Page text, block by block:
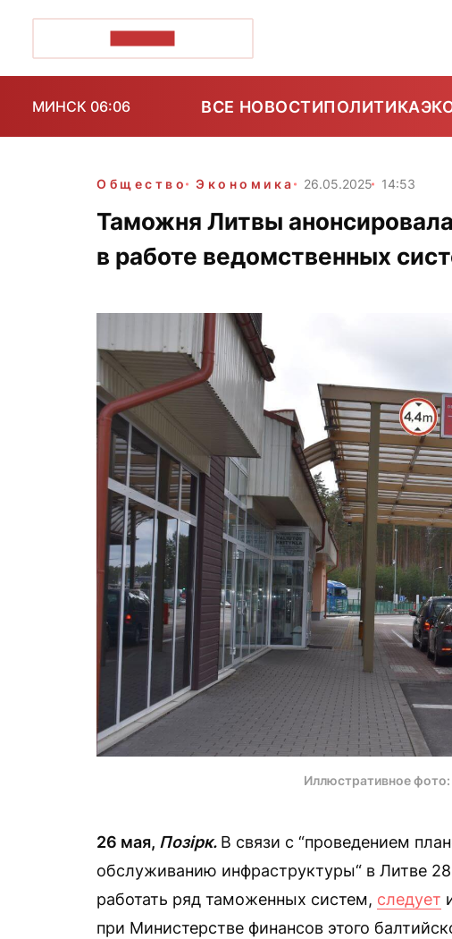
МИНСК 06:06 ВСЕ НОВОСТИПОЛИТИКА
Общество Экономика 26.05.2025 14:53
Таможня Литвы
в работе ведомственных
Иллюстративное фото:
26 мая, Позірк. В связи с “проведением
обслуживанию инфраструктуры“ в Литве
работать ряд таможенных систем, следует
при Министерстве финансов этого